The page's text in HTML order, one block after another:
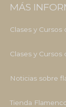
MÁS
Clases y Cursos
Clases y
Noticias sobre
Tienda